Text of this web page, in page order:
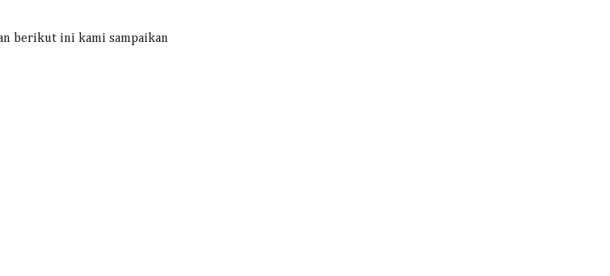
berikut ini kami sampaikan